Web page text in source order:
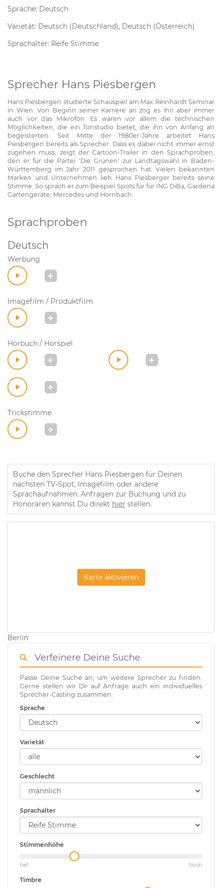
Sprache: Deutsch
Varietät: Deutsch (Deutschland), Deutsch (Österreich)
Sprachalter: Reife Stimme
Sprecher Hans Piesbergen
Hans Piesbergen studierte Schauspiel am Max Reinhardt Seminar
in Wien. Von Beginn seiner Karriere an zog es ihn aber immer
auch vor das Mikrofon. Es waren vor allem die technischen
Möglichkeiten, die ein Tonstudio bietet, die ihn von Anfang an
begeisterten. Seit Mitte der 1980er-Jahre arbeitet Hans
Piesbergen bereits als Sprecher. Dass es dabei nicht immer ernst
zugehen muss, zeigt der Cartoon-Trailer in den Sprachproben,
den er für die Partei 'Die Grünen' zur Landtagswahl in Baden-
Württemberg im Jahr 2011 gesprochen hat. Vielen bekannten
Marken und Unternehmen lieh Hans Piesberger bereits seine
Stimme. So sprach er zum Beispiel Spots für für ING DiBa, Gardena
Gartengeräte, Mercedes und Hornbach.
Sprachproben
Deutsch
Werbung
Imagefilm / Produktfilm
Hörbuch / Hörspiel
Trickstimme
Buche den Sprecher Hans Piesbergen für Deinen
nächsten TV-Spot, Imagefilm oder andere
Sprachaufnahmen. Anfragen zur Buchung und zu
Honoraren kannst Du direkt hier stellen.
Karte aktivieren
Berlin
Verfeinere Deine Suche
Passe Deine Suche an, um weitere Sprecher zu finden.
Gerne stellen wir Dir auf Anfrage auch ein individuelles
Sprecher-Casting zusammen.
Sprache
Varietät
Geschlecht
Sprachalter
Stimmenhöhe
tief hoch
Timbre